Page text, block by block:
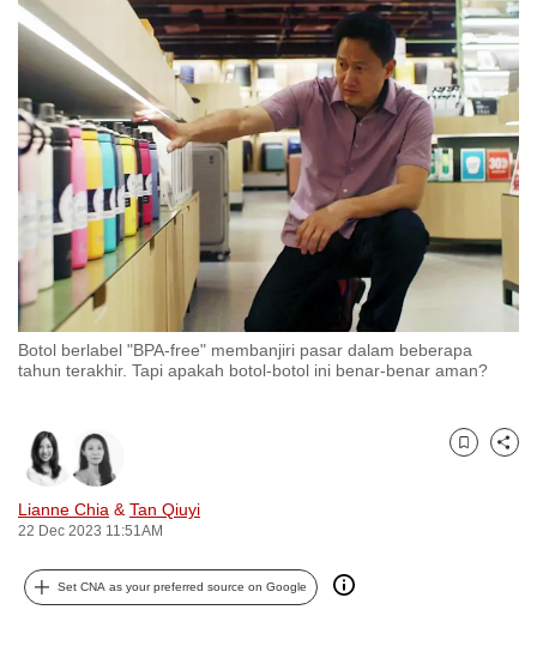
Botol berlabel "BPA-free" membanjiri pasar dalam beberapa
tahun terakhir. Tapi apakah botol-botol ini benar-benar aman?
Lianne Chia & Tan Qiuyi
22 Dec 2023 11:51AM
Bookmark
Share
Set CNA as your preferred source on Google
browsers
but
we
want
your
experience
with
CNA
to
be
fast,
secure
best
can
possibly
be.